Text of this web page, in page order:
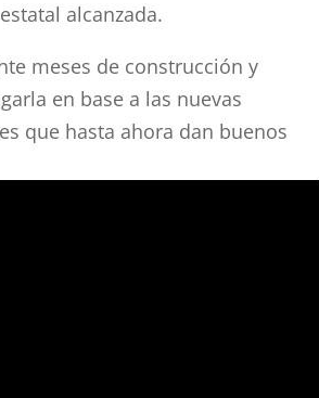
alcanzada.
meses de construcción y
en base a las nuevas
que hasta ahora dan buenos